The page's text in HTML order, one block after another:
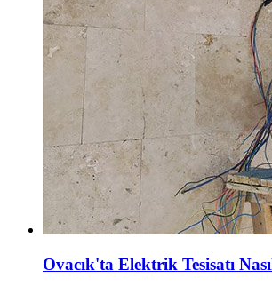
Ovacık'ta Elektrik Tesisatı